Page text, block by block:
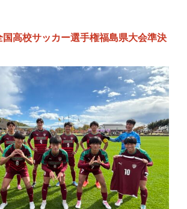
国高校サッカー選手権福島県大会準決